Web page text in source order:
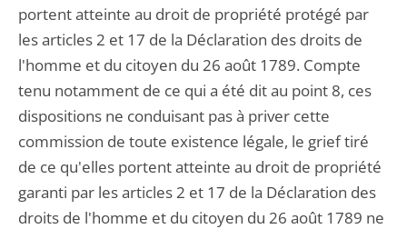
portent atteinte au droit de propriété protégé par
les articles 2 et 17 de la Déclaration des droits de
l'homme et du citoyen du 26 août 1789. Compte
tenu notamment de ce qui a été dit au point 8, ces
dispositions ne conduisant pas à priver cette
commission de toute existence légale, le grief tiré
de ce qu'elles portent atteinte au droit de propriété
garanti par les articles 2 et 17 de la Déclaration des
droits de l'homme et du citoyen du 26 août 1789 ne